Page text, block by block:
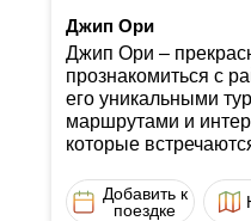
Джип Ори
Джип Ори ‒
прознакомиться с
его уникальными
маршрутами и
которые
Добавить к
поездке